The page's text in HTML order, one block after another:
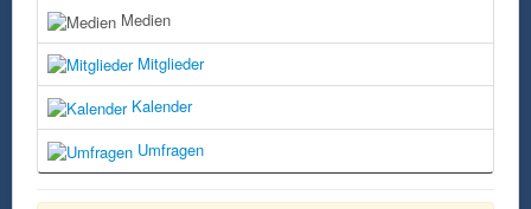
Medien
Mitglieder
Kalender
Umfragen